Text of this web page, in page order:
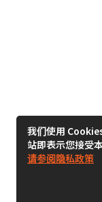
我们使用
站即表示您接受
请参阅隐私政策